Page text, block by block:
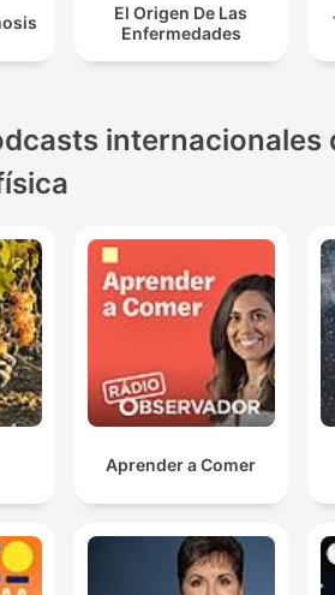
El Origen De Las
Enfermedades
internacionales
Aprender a Comer